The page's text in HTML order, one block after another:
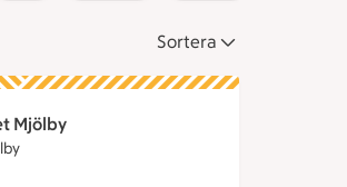
Sortera
Mjölby
Mjölby har stängt, öppnar klockan 7